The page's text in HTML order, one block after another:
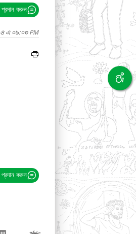
করুন
এ ০৯:০৩ PM
করুন